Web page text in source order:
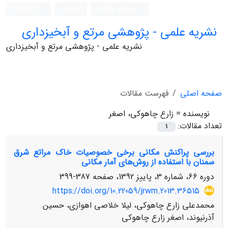
نشریه علمی - پژوهشی مرتع و آبخیزداری
نشریه علمی - پژوهشی مرتع و آبخیزداری
صفحه اصلی
فهرست مقالات
نویسنده = زارع‌ چاهوکی، اصغر
تعداد مقالات:
1
بررسی پراکنش مکانی برخی خصوصیات خاک مراتع شرق
سمنان با استفاده از روش‌های آمار مکانی
دوره 66، شماره 3، پاییز 1392، صفحه
387-399
https://doi.org/10.22059/jrwm.2013.36515
محمدعلی زارع چاهوکی، لیلا خلاصی اهوازی، حسین
آذرنیوند، اصغر زارع‌ چاهوکی